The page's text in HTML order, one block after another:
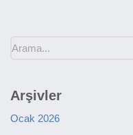
Arşivler
Ocak 2026